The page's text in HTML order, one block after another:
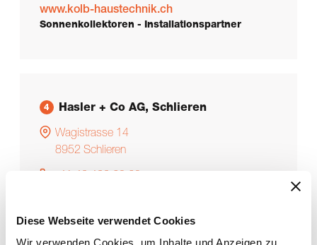
Diese Webseite verwendet Cookies
Wir verwenden Cookies, um Inhalte und Anzeigen zu
www.kolb-haustechnik.ch
Sonnenkollektoren - Installationspartner
4 Hasler + Co AG, Schlieren
Wagistrasse 14
8952 Schlieren